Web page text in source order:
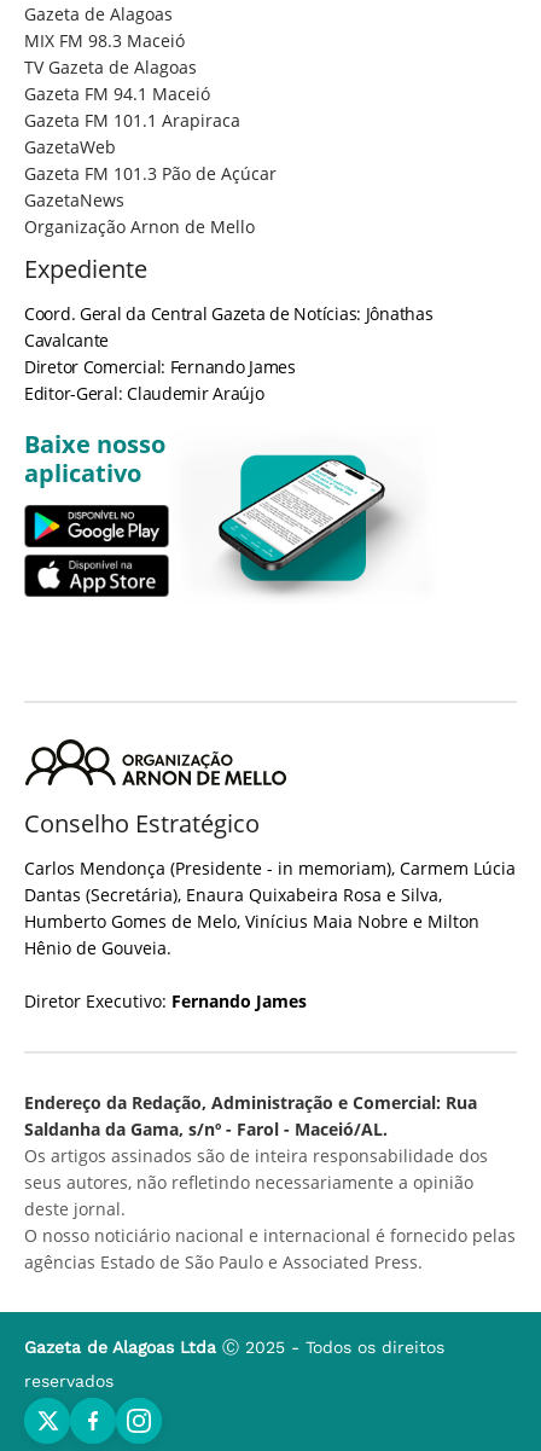
Gazeta de Alagoas
MIX FM 98.3 Maceió
TV Gazeta de Alagoas
Gazeta FM 94.1 Maceió
Gazeta FM 101.1 Arapiraca
GazetaWeb
Gazeta FM 101.3 Pão de Açúcar
GazetaNews
Organização Arnon de Mello
Expediente
Coord. Geral da Central Gazeta de Notícias: Jônathas
Cavalcante
Diretor Comercial: Fernando James
Editor-Geral: Claudemir Araújo
Baixe nosso
aplicativo
Conselho Estratégico
Carlos Mendonça (Presidente - in memoriam), Carmem Lúcia
Dantas (Secretária), Enaura Quixabeira Rosa e Silva,
Humberto Gomes de Melo, Vinícius Maia Nobre e Milton
Hênio de Gouveia.
Diretor Executivo: Fernando James
Endereço da Redação, Administração e Comercial: Rua
Saldanha da Gama, s/nº - Farol - Maceió/AL.
Os artigos assinados são de inteira responsabilidade dos
seus autores, não refletindo necessariamente a opinião
deste jornal.
O nosso noticiário nacional e internacional é fornecido pelas
agências Estado de São Paulo e Associated Press.
Gazeta de Alagoas Ltda Ⓒ 2025 - Todos os direitos
reservados